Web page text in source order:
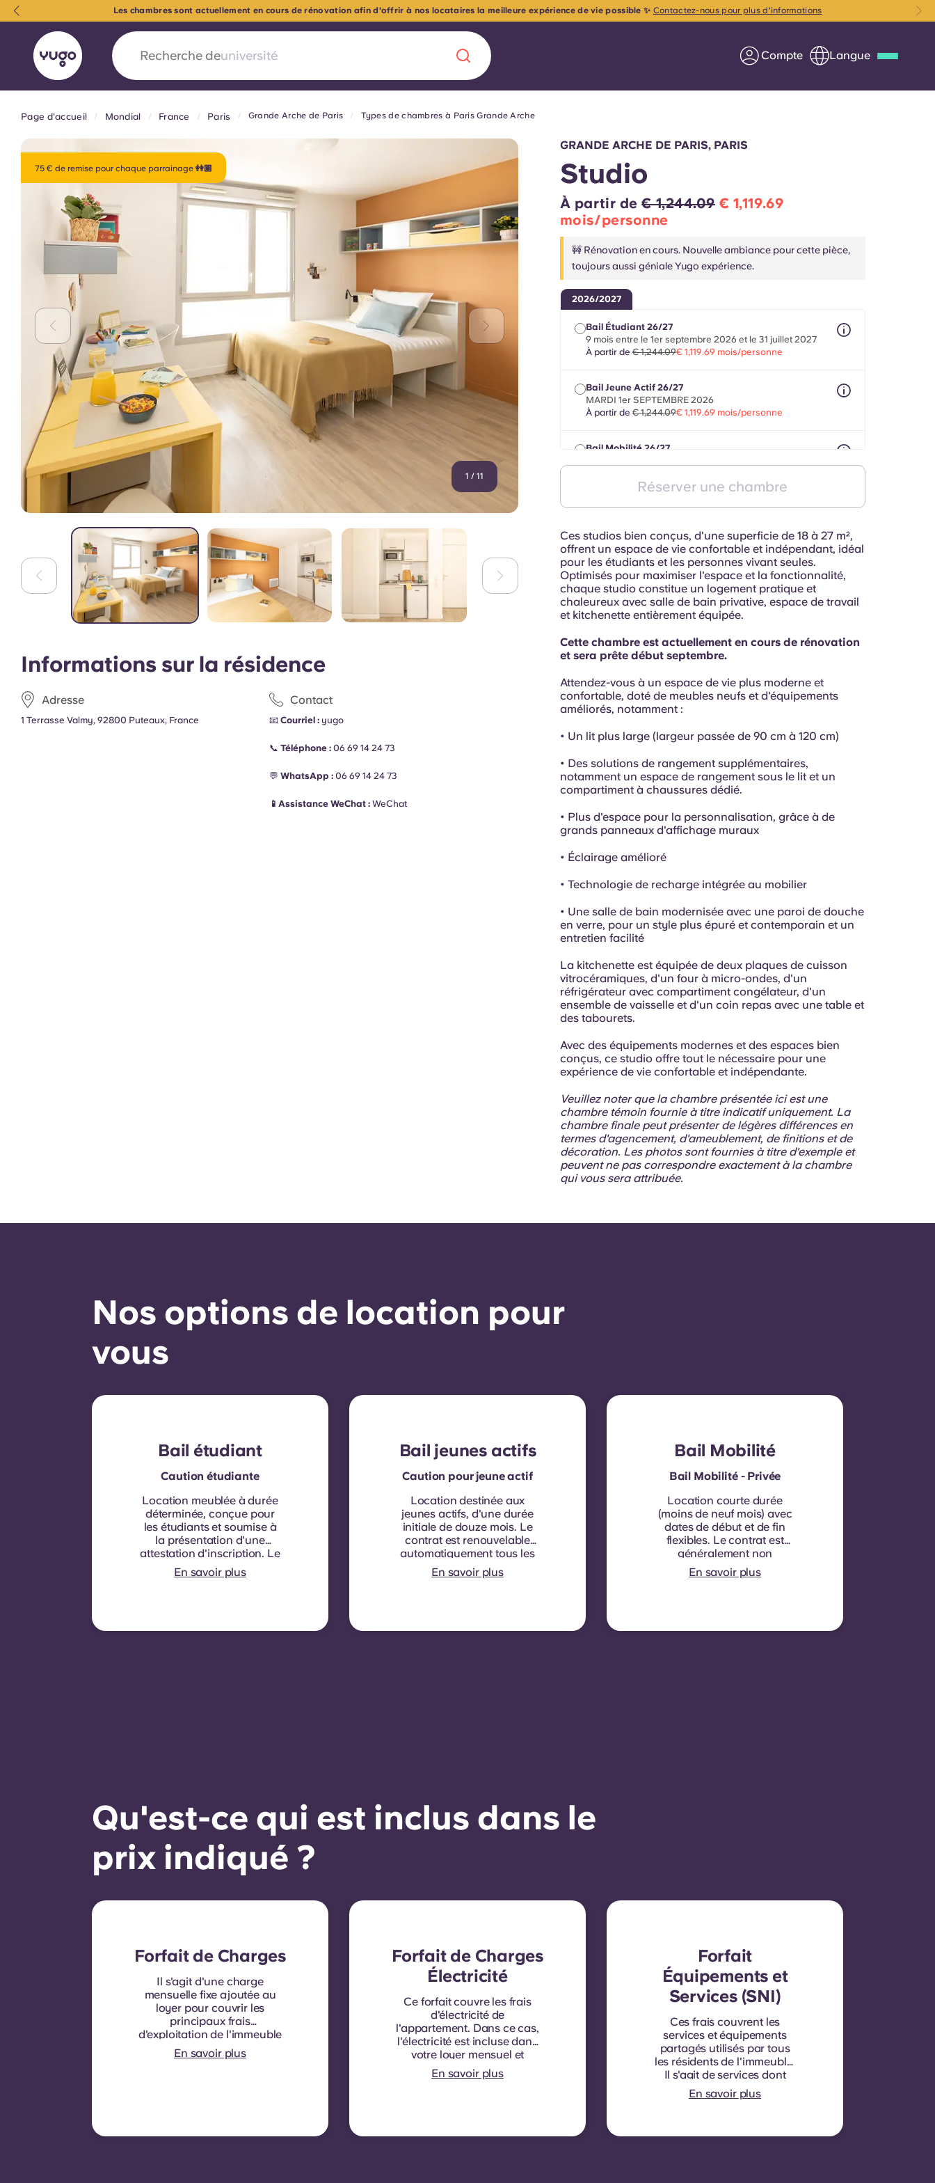
Recherche delogement Compte Langue
À proposLieuxPlus
Yugo x VCARB : À l'avant-garde d'une
nouvelle ère pour le logement étudiant
Yugo Le partenariat novateur de [nom de l'entreprise] avec
VCARB alimente l'innovation, l'ambition et des moments
inoubliables pour les étudiants.
À propos de nous
Informations pour les
parents
English (GB) English (US)
Les chambres sont actuellement en cours de rénovation afin d'offrir à nos locataires la meilleure expérience de vie possible ✨ Contactez-nous pour plus d'informations
Page d'accueil Mondial France Paris Grande Arche de Paris Types de chambres à Paris Grande Arche
75 € de remise pour chaque parrainage 👭🏽
1 / 11
Informations sur la résidence
Adresse
1 Terrasse Valmy, 92800 Puteaux, France
Contact
📧Courriel : yugo
📞Téléphone : 06 69 14 24 73
💬WhatsApp : 06 69 14 24 73
📱Assistance WeChat : WeChat
GRANDE ARCHE DE PARIS, PARIS
Studio
À partir de€ 1,244.09 € 1,119.69
mois/personne
🚧 Rénovation en cours. Nouvelle ambiance pour cette pièce,
toujours aussi géniale Yugo expérience.
2026/2027
Bail Étudiant 26/27
9 mois entre le 1er septembre 2026 et le 31 juillet 2027
À partir de € 1,244.09€ 1,119.69 mois/personne
Bail Jeune Actif 26/27
MARDI 1er SEPTEMBRE 2026
À partir de € 1,244.09€ 1,119.69 mois/personne
Bail Mobilité 26/27
€ 1,244.09€ 1,119.69 mois/personne
Réserver une chambre
Ces studios bien conçus, d'une superficie de 18 à 27 m²,
offrent un espace de vie confortable et indépendant, idéal
pour les étudiants et les personnes vivant seules.
Optimisés pour maximiser l'espace et la fonctionnalité,
chaque studio constitue un logement pratique et
chaleureux avec salle de bain privative, espace de travail
et kitchenette entièrement équipée.
Cette chambre est actuellement en cours de rénovation
et sera prête début septembre.
Attendez-vous à un espace de vie plus moderne et
confortable, doté de meubles neufs et d'équipements
améliorés, notamment :
• Un lit plus large (largeur passée de 90 cm à 120 cm)
• Des solutions de rangement supplémentaires,
notamment un espace de rangement sous le lit et un
compartiment à chaussures dédié.
• Plus d'espace pour la personnalisation, grâce à de
grands panneaux d'affichage muraux
• Éclairage amélioré
• Technologie de recharge intégrée au mobilier
• Une salle de bain modernisée avec une paroi de douche
en verre, pour un style plus épuré et contemporain et un
entretien facilité
La kitchenette est équipée de deux plaques de cuisson
vitrocéramiques, d'un four à micro-ondes, d'un
réfrigérateur avec compartiment congélateur, d'un
ensemble de vaisselle et d'un coin repas avec une table et
des tabourets.
Avec des équipements modernes et des espaces bien
conçus, ce studio offre tout le nécessaire pour une
expérience de vie confortable et indépendante.
Veuillez noter que la chambre présentée ici est une
chambre témoin fournie à titre indicatif uniquement. La
chambre finale peut présenter de légères différences en
termes d'agencement, d'ameublement, de finitions et de
décoration. Les photos sont fournies à titre d'exemple et
peuvent ne pas correspondre exactement à la chambre
qui vous sera attribuée.
Nos options de location pour
vous
Bail étudiant
Caution étudiante
Location meublée à durée
déterminée, conçue pour
les étudiants et soumise à
la présentation d'une
attestation d'inscription. Le
contrat est d'une durée de
neuf mois. Le
nouveau contrat, sous
En savoir plus
Bail jeunes actifs
Caution pour jeune actif
Location destinée aux
jeunes actifs, d'une durée
initiale de douze mois. Le
contrat est renouvelable
automatiquement tous les
douze mois. une indexation
du loyer appliquée à
En savoir plus
Bail Mobilité
Bail Mobilité - Privée
Location courte durée
(moins de neuf mois) avec
dates de début et de fin
flexibles. Le contrat est
généralement non
renouvelable, sauf
exceptions possibles.
En savoir plus
Qu'est-ce qui est inclus dans le
prix indiqué ?
Forfait de Charges
Il s'agit d'une charge
mensuelle fixe ajoutée au
loyer pour couvrir les
principaux frais
d'exploitation de l'immeuble
et les charges locatives
normalement à la charge
charges d'exploitation de
En savoir plus
Forfait de Charges
Électricité
Ce forfait couvre les frais
d'électricité de
l'appartement. Dans ce cas,
l'électricité est incluse dans
votre loyer mensuel et
aucun contrat
supplémentaire n'est requis.
Le cas échéant, les
En savoir plus
Forfait
Équipements et
Services (SNI)
Ces frais couvrent les
services et équipements
partagés utilisés par tous
les résidents de l'immeuble.
Il s'agit de services dont
bénéficient tous les
occupants et qui ne
chaque chambre ou
En savoir plus